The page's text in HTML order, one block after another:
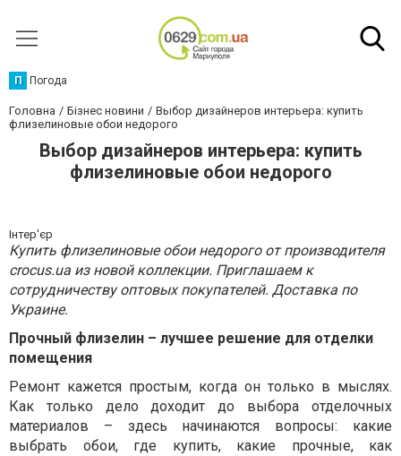
П Погода
Головна Бізнес новини
Выбор дизайнеров интерьера: купить
флизелиновые обои недорого
Выбор дизайнеров интерьера: купить
флизелиновые обои недорого
Інтер'єр
Купить флизелиновые обои недорого от производителя
crocus.ua из новой коллекции. Приглашаем к
сотрудничеству оптовых покупателей. Доставка по
Украине.
Прочный флизелин – лучшее решение для отделки
помещения
Ремонт кажется простым, когда он только в мыслях.
Как только дело доходит до выбора отделочных
материалов – здесь начинаются вопросы: какие
выбрать обои, где купить, какие прочные, как